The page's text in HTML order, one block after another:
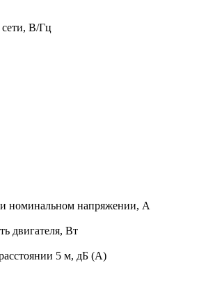
В/Гц
номинальном напряжении, A
двигателя, Вт
5 м, дБ (A)